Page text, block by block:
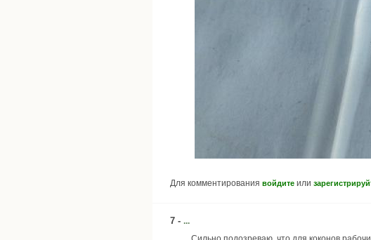
Для комментирования войдите или
7 - ...